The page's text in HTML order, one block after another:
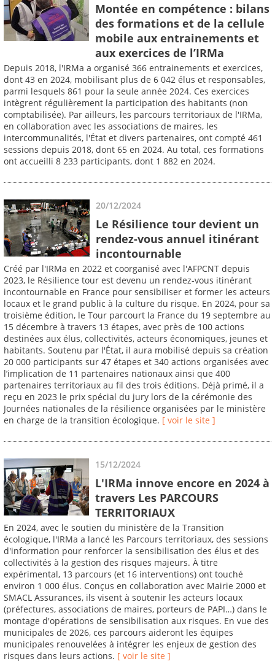
Montée en compétence : bilans
des formations et de la cellule
mobile aux entrainements et
aux exercices de l’IRMa
Depuis 2018, l'IRMa a organisé 366 entrainements et exercices,
dont 43 en 2024, mobilisant plus de 6 042 élus et responsables,
parmi lesquels 861 pour la seule année 2024. Ces exercices
intègrent régulièrement la participation des habitants (non
comptabilisée). Par ailleurs, les parcours territoriaux de l'IRMa,
en collaboration avec les associations de maires, les
intercommunalités, l'État et divers partenaires, ont compté 461
sessions depuis 2018, dont 65 en 2024. Au total, ces formations
ont accueilli 8 233 participants, dont 1 882 en 2024.
20/12/2024
Le Résilience tour devient un
rendez-vous annuel itinérant
incontournable
Créé par l'IRMa en 2022 et coorganisé avec l'AFPCNT depuis
2023, le Résilience tour est devenu un rendez-vous itinérant
incontournable en France pour sensibiliser et former les acteurs
locaux et le grand public à la culture du risque. En 2024, pour sa
troisième édition, le Tour parcourt la France du 19 septembre au
15 décembre à travers 13 étapes, avec près de 100 actions
destinées aux élus, collectivités, acteurs économiques, jeunes et
habitants. Soutenu par l'État, il aura mobilisé depuis sa création
20 000 participants sur 47 étapes et 340 actions organisées avec
l’implication de 11 partenaires nationaux ainsi que 400
partenaires territoriaux au fil des trois éditions. Déjà primé, il a
reçu en 2023 le prix spécial du jury lors de la cérémonie des
Journées nationales de la résilience organisées par le ministère
en charge de la transition écologique. [ voir le site ]
15/12/2024
L'IRMa innove encore en 2024 à
travers Les PARCOURS
TERRITORIAUX
En 2024, avec le soutien du ministère de la Transition
écologique, l'IRMa a lancé les Parcours territoriaux, des sessions
d'information pour renforcer la sensibilisation des élus et des
collectivités à la gestion des risques majeurs. À titre
expérimental, 13 parcours (et 16 interventions) ont touché
environ 1 000 élus. Conçus en collaboration avec Mairie 2000 et
SMACL Assurances, ils visent à soutenir les acteurs locaux
(préfectures, associations de maires, porteurs de PAPI…) dans le
montage d'opérations de sensibilisation aux risques. En vue des
municipales de 2026, ces parcours aideront les équipes
municipales renouvelées à intégrer les enjeux de gestion des
risques dans leurs actions. [ voir le site ]